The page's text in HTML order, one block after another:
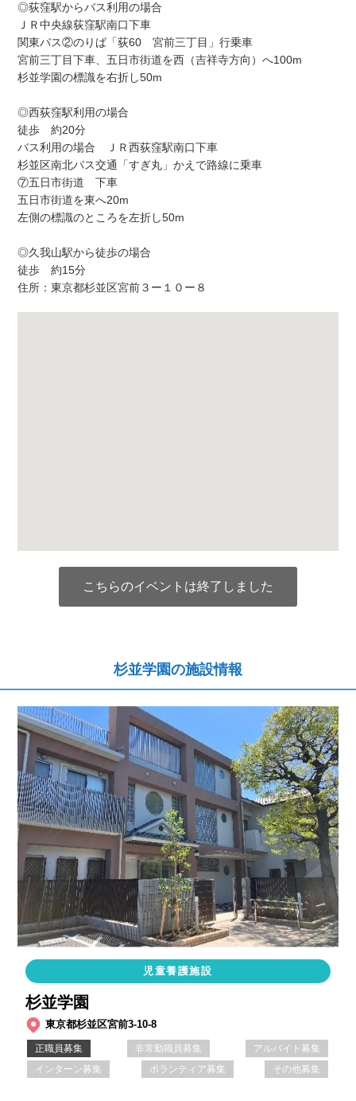
◎荻窪駅からバス利用の場合
ＪＲ中央線荻窪駅南口下車
関東バス②のりば「荻60 宮前三丁目」行乗車
宮前三丁目下車、五日市街道を西（吉祥寺方向）へ100m
杉並学園の標識を右折し50m
◎西荻窪駅利用の場合
徒歩 約20分
バス利用の場合 ＪＲ西荻窪駅南口下車
杉並区南北バス交通「すぎ丸」かえで路線に乗車
⑦五日市街道 下車
五日市街道を東へ20m
左側の標識のところを左折し50m
◎久我山駅から徒歩の場合
徒歩 約15分
住所：東京都杉並区宮前３ー１０ー８
こちらのイベントは終了しました
杉並学園の施設情報
児童養護施設
杉並学園
東京都杉並区宮前3-10-8
正職員募集 非常勤職員募集
アルバイト募集
インターン募集
ボランティア募集 その他募集